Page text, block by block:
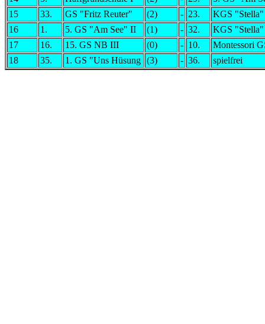
15
33. GS "Fritz Reuter" (2) - 23.
KGS
16
1. 5. GS "Am See" II (1) - 32.
KGS
17
16. 15. GS NB III (0) - 10.
Montessori
18
35. 1. GS "Uns Hüsung (3) - 36. spielfrei